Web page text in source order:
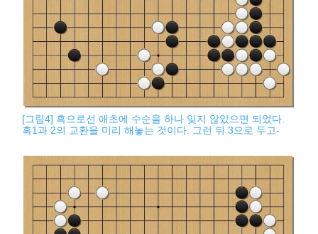
[그림4] 흑으로선 애초에 수순을 하나 잊지 않았으면 되었다.
흑1과 2의 교환을 미리 해놓는 것이다. 그런 뒤 3으로 두고-